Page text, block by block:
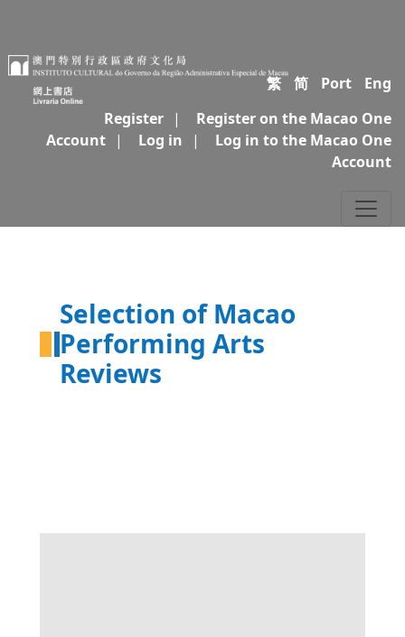
繁 简 Port
Eng
Register
|
Register on the Macao One
Account
| Log in |
Log in to the Macao One
Account
Selection of Macao
Performing Arts
Reviews